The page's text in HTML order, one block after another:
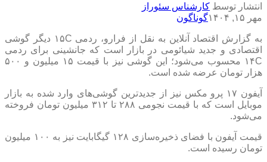
انتشار توسط کارشناس سئوراز
مهر ۱۵, ۱۴۰۴
گوناگون
به گزارش اقتصاد آنلاین به نقل از فرارو، ردمی ۱۵C دیگر گوشی
اقتصادی و جدید شیائومی در بازار است که جانشینی برای ردمی
۱۴C محسوب می‌شود؛ این گوشی نیز با قیمت ۱۵ میلیون و ۵۰۰
هزار تومان عرضه شده است.
آیفون ۱۷ پرو مکس نیز از جدیدترین گوشی‌های وارد شده به بازار
موبایل است که با قیمت نجومی ۲۸۸ تا ۳۱۲ میلیون تومان فروخته
می‌شود.
قیمت آیفون با فضای ذخیره‌سازی ۱۲۸ گیگابایت نیز به ۱۰۰ میلیون
تومان رسیده است.